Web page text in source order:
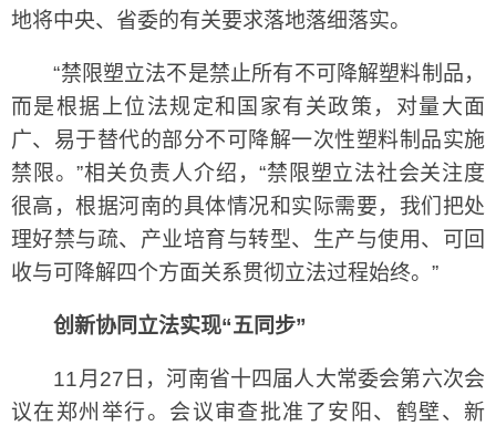
地将中央、省委的有关要求落地落细落实。
“禁限塑立法不是禁止所有不可降解塑料制品，
而是根据上位法规定和国家有关政策，对量大面
广、易于替代的部分不可降解一次性塑料制品实施
禁限。”相关负责人介绍，“禁限塑立法社会关注度
很高，根据河南的具体情况和实际需要，我们把处
理好禁与疏、产业培育与转型、生产与使用、可回
收与可降解四个方面关系贯彻立法过程始终。”
创新协同立法实现“五同步”
11月27日，河南省十四届人大常委会第六次会
议在郑州举行。会议审查批准了安阳、鹤壁、新